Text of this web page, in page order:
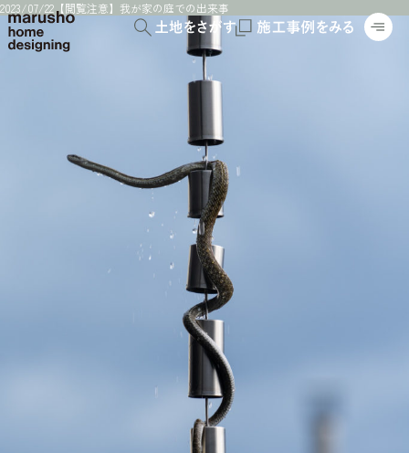
2023/07/22【閲覧注意】我が家の庭での出来事